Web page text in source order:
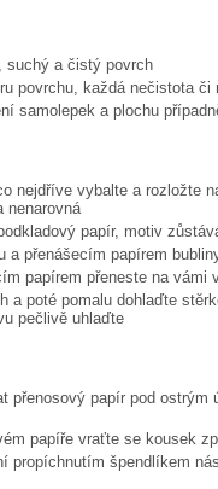
suchý a čistý povrch
povrchu, každá nečistota
samolepek a plochu
nejdříve vybalte a rozložte
nenarovná
papír, motiv
a přenášecím papírem
papírem přeneste na vámi
a poté pomalu dohlaďte
pečlivě uhlaďte
přenosový papír pod ostrým
papíře vraťte se kousek
propíchnutím špendlíkem